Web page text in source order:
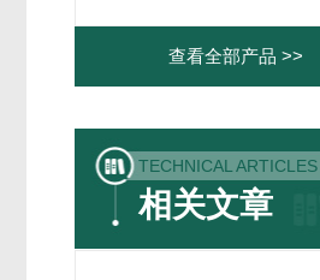
查看全部产品 >>
TECHNICAL ARTICLES
相关文章